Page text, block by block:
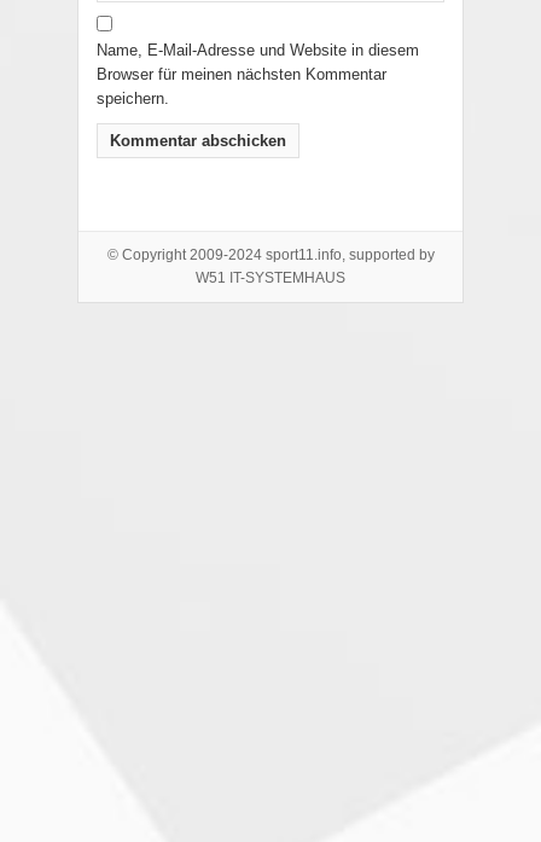
Name, E-Mail-Adresse und Website in diesem
Browser für meinen nächsten Kommentar
speichern.
© Copyright 2009-2024 sport11.info, supported by
W51 IT-SYSTEMHAUS